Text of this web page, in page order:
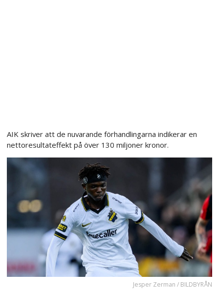
AIK skriver att de nuvarande förhandlingarna indikerar en
nettoresultateffekt på över 130 miljoner kronor.
Jesper Zerman / BILDBYRÅN